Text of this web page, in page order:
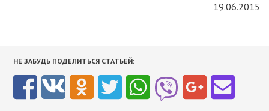
19.06.2015
НЕ ЗАБУДЬ ПОДЕЛИТЬСЯ СТАТЬЕЙ: